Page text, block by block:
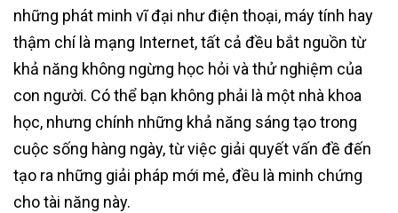
những phát minh vĩ đại như điện thoại, máy tính hay
thậm chí là mạng Internet, tất cả đều bắt nguồn từ
khả năng không ngừng học hỏi và thử nghiệm của
con người. Có thể bạn không phải là một nhà khoa
học, nhưng chính những khả năng sáng tạo trong
cuộc sống hàng ngày, từ việc giải quyết vấn đề đến
tạo ra những giải pháp mới mẻ, đều là minh chứng
cho tài năng này.